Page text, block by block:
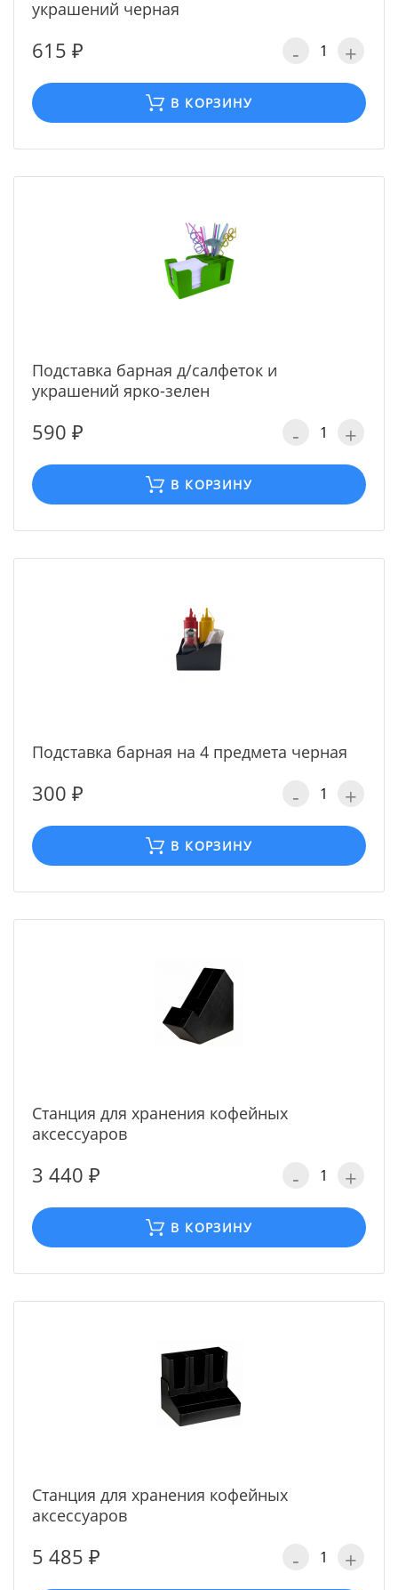
украшений черная
615 ₽ - +
В КОРЗИНУ
Подставка барная д/салфеток и
украшений ярко-зелен
590 ₽ - +
В КОРЗИНУ
Подставка барная на 4 предмета черная
300 ₽ - +
В КОРЗИНУ
Станция для хранения кофейных
аксессуаров
3 440 ₽ - +
В КОРЗИНУ
Станция для хранения кофейных
аксессуаров
5 485 ₽ - +